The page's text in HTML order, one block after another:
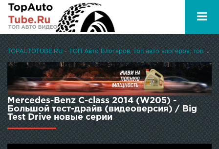
TOPAUTOTUBE.RU - ТОП Авто Блогеров, топ авто влогеров, топ авто ютуберов
Mercedes-Benz C-class 2014 (W205) -
Большой тест-драйв (видеоверсия) / Big
Test Drive новые серии